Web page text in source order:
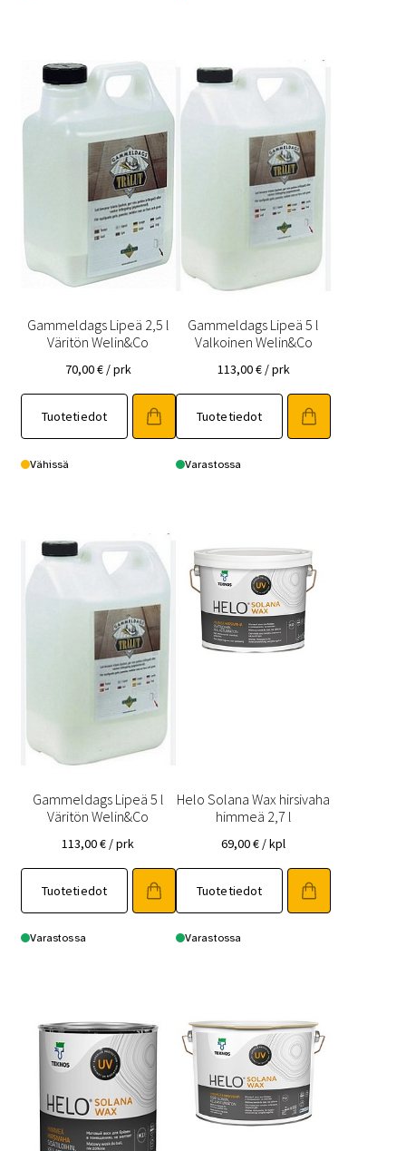
Gammeldags Lipeä 2,5 l
Väritön Welin&Co
70,00€ / prk
Tuotetiedot
Vähissä
Gammeldags Lipeä 5 l
Valkoinen Welin&Co
113,00€ / prk
Tuotetiedot
Varastossa
Gammeldags Lipeä 5 l
Väritön Welin&Co
113,00€ / prk
Tuotetiedot
Varastossa
Helo Solana Wax hirsivaha
himmeä 2,7 l
69,00€ / kpl
Tuotetiedot
Varastossa